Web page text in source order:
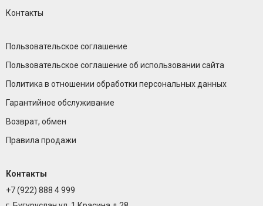
Контакты
Пользовательское соглашение
Пользовательское соглашение об использовании сайта
Политика в отношении обработки персональных данных
Гарантийное обслуживание
Возврат, обмен
Правила продажи
Контакты
+7 (922) 888 4 999